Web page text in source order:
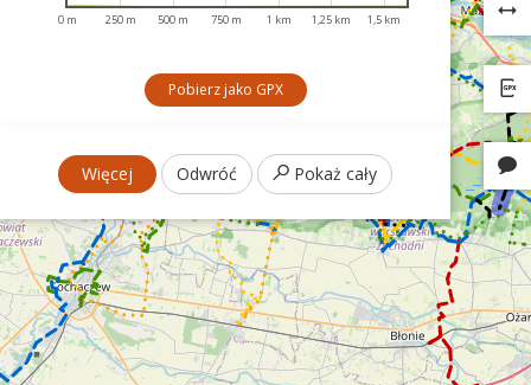
0 m 250 m 500 m 750 m 1 km 1,25 km 1,5 km
Pobierz jako GPX
Więcej Odwróć Pokaż cały